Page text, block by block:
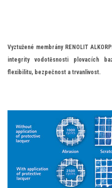
Vyztužené membrány RENOLIT
integrity vodotěsnosti plovacích
flexibilitu, bezpečnost a trvanlivost.